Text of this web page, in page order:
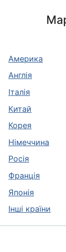
Америка
Англія
Італія
Китай
Корея
Німеччина
Росія
Франція
Японія
Інші країни